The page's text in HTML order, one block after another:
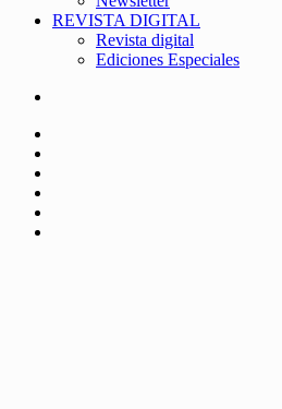
REVISTA DIGITAL
Revista digital
Ediciones Especiales